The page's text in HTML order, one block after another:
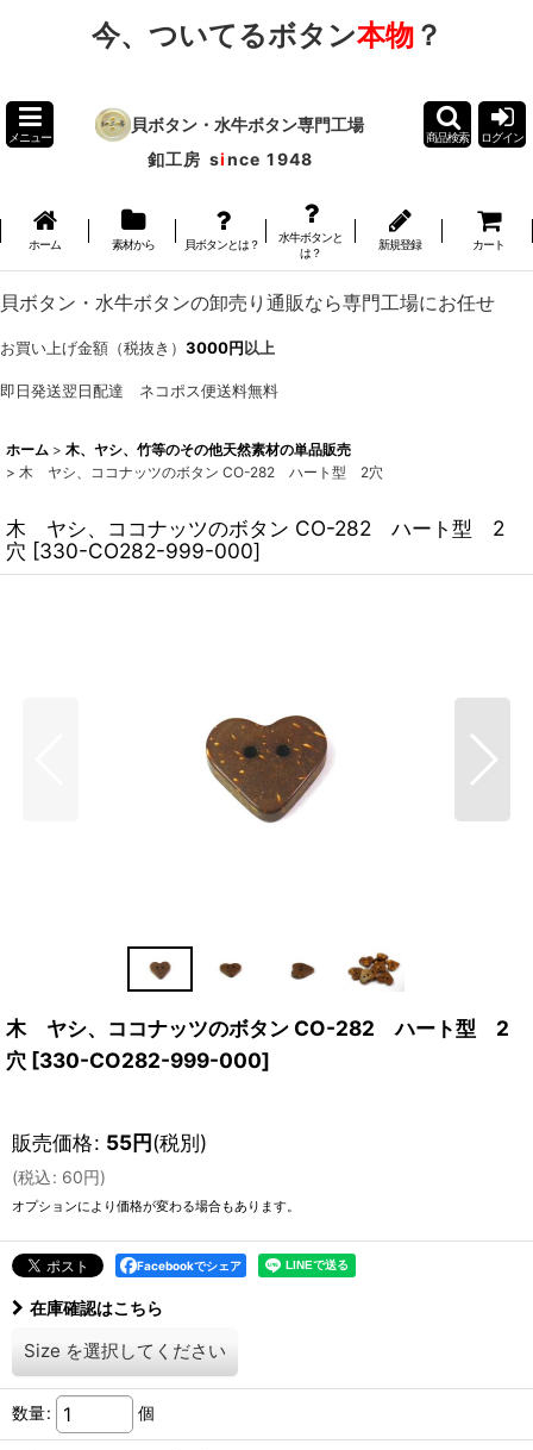
今、ついてるボタン本物？
メニュー
貝ボタン・水牛ボタン専門工場
釦工房 since 1948
商品検索 ログイン
ホーム 素材から 貝ボタンとは？
水牛ボタンと
は？
新規登録 カート
貝ボタン・水牛ボタンの卸売り通販なら専門工場にお任せ
お買い上げ金額（税抜き） 3000円以上
即日発送翌日配達 ネコポス便送料無料
ホーム > 木、ヤシ、竹等のその他天然素材の単品販売
> 木 ヤシ、ココナッツのボタン CO-282 ハート型 2穴
木 ヤシ、ココナッツのボタン CO-282 ハート型 2
穴 [330-CO282-999-000]
木 ヤシ、ココナッツのボタン CO-282 ハート型 2
穴 [330-CO282-999-000]
販売価格: 55円(税別)
(税込: 60円)
オプションにより価格が変わる場合もあります。
Facebookでシェア
在庫確認はこちら
Size を選択してください
数量: 個